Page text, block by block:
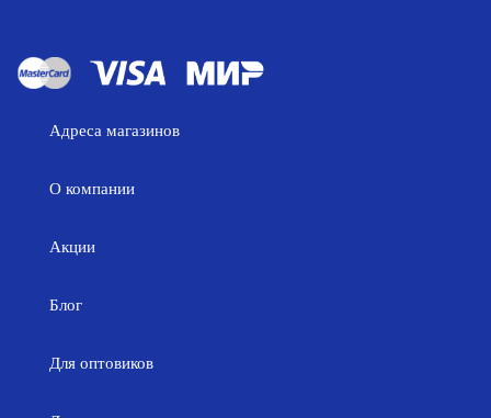
Адреса магазинов
О компании
Акции
Блог
Для оптовиков